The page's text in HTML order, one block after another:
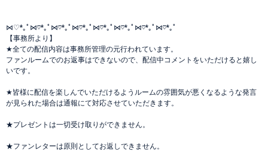
⋈♡*｡ﾟ⋈♡*｡ﾟ⋈♡*｡ﾟ⋈♡*｡ﾟ⋈♡*｡ﾟ⋈♡*｡ﾟ⋈♡*｡ﾟ⋈♡*｡ﾟ
【事務所より】
★全ての配信内容は事務所管理の元行われています。
ファンルームでのお返事はできないので、配信中コメントをいただけると嬉し
いです。
★皆様に配信を楽しんでいただけるようルームの雰囲気が悪くなるような発言
が見られた場合は通報にて対応させていただきます。
★プレゼントは一切受け取りができません。
★ファンレターは原則としてお返しできません。